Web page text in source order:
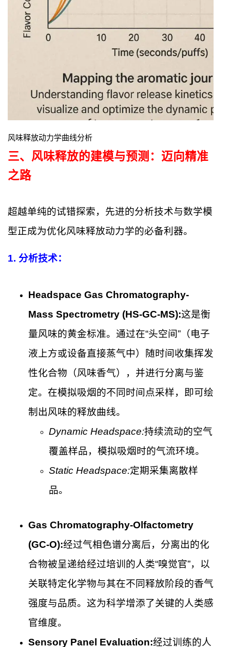
风味释放动力学曲线分析
三、 风味释放的建模与预测：迈向精准
之路
超越单纯的试错探索，先进的分析技术与数学模
型正成为优化风味释放动力学的必备利器。
1. 分析技术：
Headspace Gas Chromatography-
Mass Spectrometry (HS-GC-MS):这是衡
量风味的黄金标准。通过在“头空间”（电子
液上方或设备直接蒸气中）随时间收集挥发
性化合物（风味香气），并进行分离与鉴
定。在模拟吸烟的不同时间点采样，即可绘
制出风味的释放曲线。
Dynamic Headspace:持续流动的空气
覆盖样品，模拟吸烟时的气流环境。
Static Headspace:定期采集离散样
品。
Gas Chromatography-Olfactometry
(GC-O):经过气相色谱分离后，分离出的化
合物被呈递给经过培训的人类“嗅觉官”，以
关联特定化学物与其在不同释放阶段的香气
强度与品质。这为科学增添了关键的人类感
官维度。
Sensory Panel Evaluation:经过训练的人